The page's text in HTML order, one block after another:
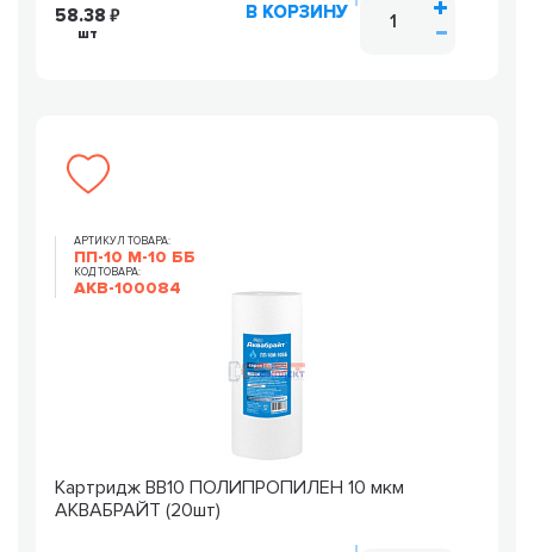
58.38
шт
В КОРЗИНУ
АРТИКУЛ ТОВАРА:
ПП-10 М-10 ББ
КОД ТОВАРА:
AKB-100084
Картридж ВВ10 ПОЛИПРОПИЛЕН 10 мкм
АКВАБРАЙТ (20шт)